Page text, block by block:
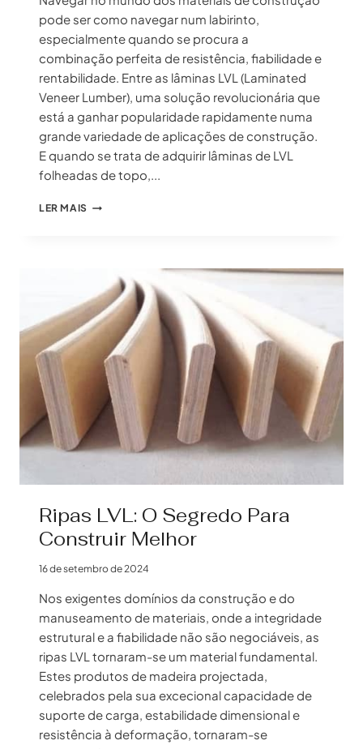
pode ser como navegar num labirinto,
especialmente quando se procura a
combinação perfeita de resistência, fiabilidade e
rentabilidade. Entre as lâminas LVL (Laminated
Veneer Lumber), uma solução revolucionária que
está a ganhar popularidade rapidamente numa
grande variedade de aplicações de construção.
E quando se trata de adquirir lâminas de LVL
folheadas de topo,...
LER MAIS FORNECEDOR
FOLHA
NA
CHINA:
DESCUBRA
UMA
FORÇA
INACREDITÁVEL
Ripas LVL: O Segredo Para
Construir Melhor
16 de setembro de 2024
Nos exigentes domínios da construção e do
manuseamento de materiais, onde a integridade
estrutural e a fiabilidade não são negociáveis, as
ripas LVL tornaram-se um material fundamental.
Estes produtos de madeira projectada,
celebrados pela sua excecional capacidade de
suporte de carga, estabilidade dimensional e
resistência à deformação, tornaram-se